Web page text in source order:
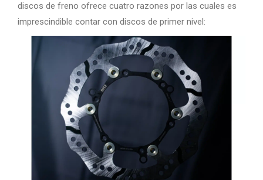
discos de freno ofrece cuatro razones por las cuales es
imprescindible contar con discos de primer nivel: